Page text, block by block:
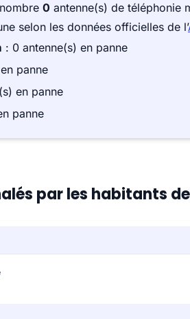
0 antenne(s) de téléphonie
selon les données officielles de l’
: 0 antenne(s) en panne
panne
en panne
panne
par les habitants